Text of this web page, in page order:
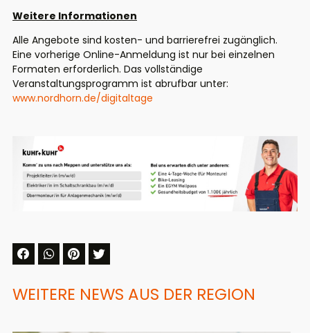
Weitere Informationen
Alle Angebote sind kosten- und barrierefrei zugänglich.
Eine vorherige Online-Anmeldung ist nur bei einzelnen
Formaten erforderlich. Das vollständige
Veranstaltungsprogramm ist abrufbar unter:
www.nordhorn.de/digitaltage
WEITERE NEWS AUS DER REGION